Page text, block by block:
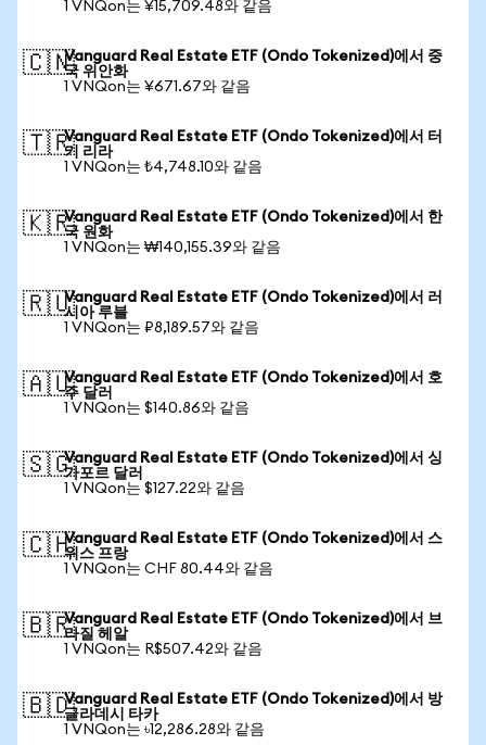
1 VNQon는 ¥15,709.48와 같음
🇨🇳Vanguard Real Estate ETF (Ondo Tokenized)에서 중
국 위안화
1 VNQon는 ¥671.67와 같음
🇹🇷Vanguard Real Estate ETF (Ondo Tokenized)에서 터
키 리라
1 VNQon는 ₺4,748.10와 같음
🇰🇷Vanguard Real Estate ETF (Ondo Tokenized)에서 한
국 원화
1 VNQon는 ₩140,155.39와 같음
🇷🇺Vanguard Real Estate ETF (Ondo Tokenized)에서 러
시아 루블
1 VNQon는 ₽8,189.57와 같음
🇦🇺Vanguard Real Estate ETF (Ondo Tokenized)에서 호
주 달러
1 VNQon는 $140.86와 같음
🇸🇬Vanguard Real Estate ETF (Ondo Tokenized)에서 싱
가포르 달러
1 VNQon는 $127.22와 같음
🇨🇭Vanguard Real Estate ETF (Ondo Tokenized)에서 스
위스 프랑
1 VNQon는 CHF 80.44와 같음
🇧🇷Vanguard Real Estate ETF (Ondo Tokenized)에서 브
라질 헤알
1 VNQon는 R$507.42와 같음
🇧🇩Vanguard Real Estate ETF (Ondo Tokenized)에서 방
글라데시 타카
1 VNQon는 ৳12,286.28와 같음